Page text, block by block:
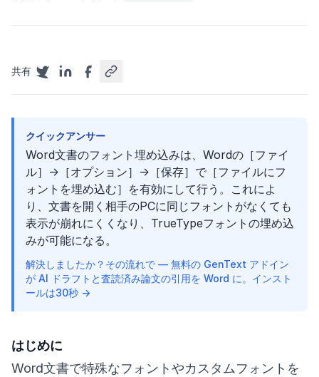
共有
クイックアンサー
Word文書のフォント埋め込みは、Wordの［ファイ
ル］→［オプション］→［保存］で［ファイルにフ
ォントを埋め込む］を有効にして行う。これによ
り、文書を開く相手のPCに同じフォントがなくても
表示が崩れにくくなり、TrueTypeフォントの埋め込
みが可能になる。
解決しましたか？その流れで — 無料の GenText アドイン
が AI ドラフトと査読済み論文の引用を Word に。インスト
ールは30秒 →
はじめに
Word文書で特殊なフォントやカスタムフォントを